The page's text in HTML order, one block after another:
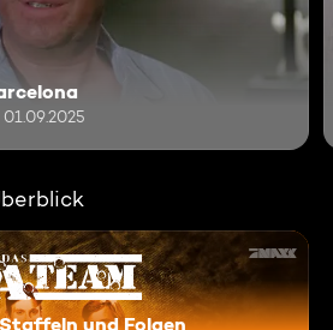
und Folgen